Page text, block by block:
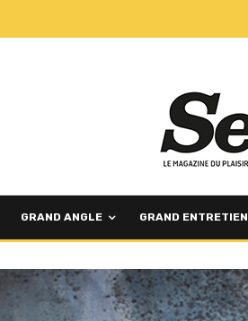
GRAND ANGLE GRAND ENTRETIEN